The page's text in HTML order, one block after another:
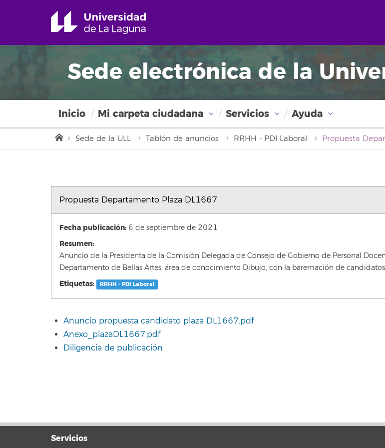
Sede electrónica de la
Inicio Mi carpeta ciudadana Servicios Ayuda
Sede de la ULL Tablón de anuncios RRHH - PDI Laboral Propuesta
Propuesta Departamento Plaza DL1667
Fecha publicación: 6 de septiembre de 2021
Resumen:
Anuncio de la Presidenta de la Comisión Delegada de Consejo de Gobierno de Personal
Departamento de Bellas Artes, área de conocimiento Dibujo, con la baremación de
Etiquetas: RRHH - PDI Laboral
Anuncio propuesta candidato plaza DL1667.pdf
Anexo_plazaDL1667.pdf
Diligencia de publicación
Servicios